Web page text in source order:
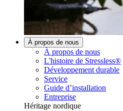
À propos de nous
À propos de nous
L'histoire de Stressless®
Développement durable
Service
Guide d’installation
Entreprise
Héritage nordique